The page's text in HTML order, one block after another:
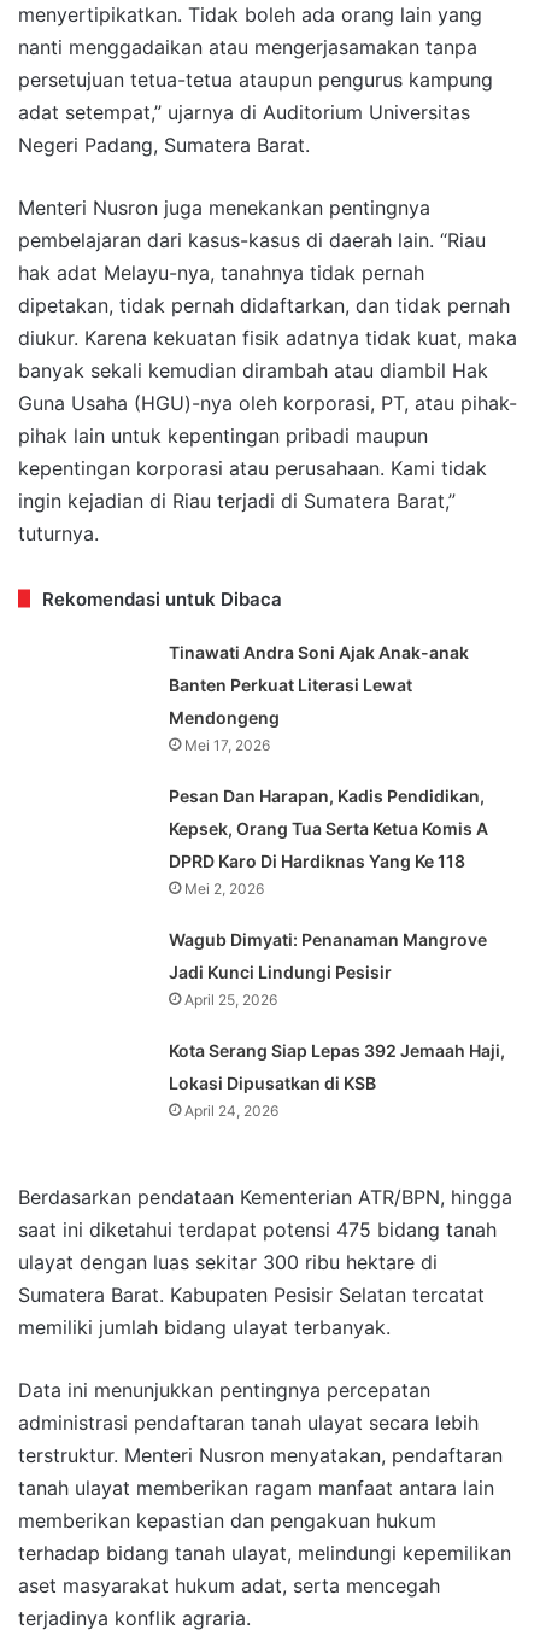
menyertipikatkan. Tidak boleh ada orang lain yang
nanti menggadaikan atau mengerjasamakan tanpa
persetujuan tetua-tetua ataupun pengurus kampung
adat setempat,” ujarnya di Auditorium Universitas
Negeri Padang, Sumatera Barat.
Menteri Nusron juga menekankan pentingnya
pembelajaran dari kasus-kasus di daerah lain. “Riau
hak adat Melayu-nya, tanahnya tidak pernah
dipetakan, tidak pernah didaftarkan, dan tidak pernah
diukur. Karena kekuatan fisik adatnya tidak kuat, maka
banyak sekali kemudian dirambah atau diambil Hak
Guna Usaha (HGU)-nya oleh korporasi, PT, atau pihak-
pihak lain untuk kepentingan pribadi maupun
kepentingan korporasi atau perusahaan. Kami tidak
ingin kejadian di Riau terjadi di Sumatera Barat,”
tuturnya.
Rekomendasi untuk Dibaca
Tinawati Andra Soni Ajak Anak-anak
Banten Perkuat Literasi Lewat
Mendongeng
Mei 17, 2026
Pesan Dan Harapan, Kadis Pendidikan,
Kepsek, Orang Tua Serta Ketua Komis A
DPRD Karo Di Hardiknas Yang Ke 118
Mei 2, 2026
Wagub Dimyati: Penanaman Mangrove
Jadi Kunci Lindungi Pesisir
April 25, 2026
Kota Serang Siap Lepas 392 Jemaah Haji,
Lokasi Dipusatkan di KSB
April 24, 2026
Berdasarkan pendataan Kementerian ATR/BPN, hingga
saat ini diketahui terdapat potensi 475 bidang tanah
ulayat dengan luas sekitar 300 ribu hektare di
Sumatera Barat. Kabupaten Pesisir Selatan tercatat
memiliki jumlah bidang ulayat terbanyak.
Data ini menunjukkan pentingnya percepatan
administrasi pendaftaran tanah ulayat secara lebih
terstruktur. Menteri Nusron menyatakan, pendaftaran
tanah ulayat memberikan ragam manfaat antara lain
memberikan kepastian dan pengakuan hukum
terhadap bidang tanah ulayat, melindungi kepemilikan
aset masyarakat hukum adat, serta mencegah
terjadinya konflik agraria.